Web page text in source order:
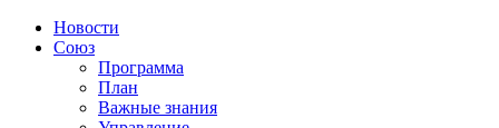
Новости
Союз
Программа
План
Важные знания